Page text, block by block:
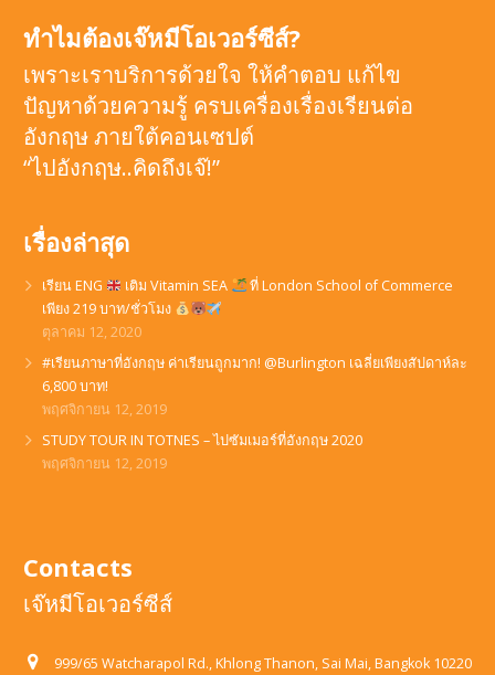
ทำไมต้องเจ๊หมีโอเวอร์ซีส์?
เพราะเราบริการด้วยใจ ให้คำตอบ แก้ไข
ปัญหาด้วยความรู้ ครบเครื่องเรื่องเรียนต่อ
อังกฤษ ภายใต้คอนเซปต์
“ไปอังกฤษ..คิดถึงเจ๊!”
เรื่องล่าสุด
เรียน ENG เติม Vitamin SEA
ที่ London School of Commerce
เพียง 219 บาท/ชั่วโมง
ตุลาคม 12, 2020
#เรียนภาษาที่อังกฤษ ค่าเรียนถูกมาก! @Burlington เฉลี่ยเพียงสัปดาห์ละ
6,800 บาท!
พฤศจิกายน 12, 2019
STUDY TOUR IN TOTNES – ไปซัมเมอร์ที่อังกฤษ 2020
พฤศจิกายน 12, 2019
Contacts
เจ๊หมีโอเวอร์ซีส์
999/65 Watcharapol Rd., Khlong Thanon, Sai Mai, Bangkok 10220